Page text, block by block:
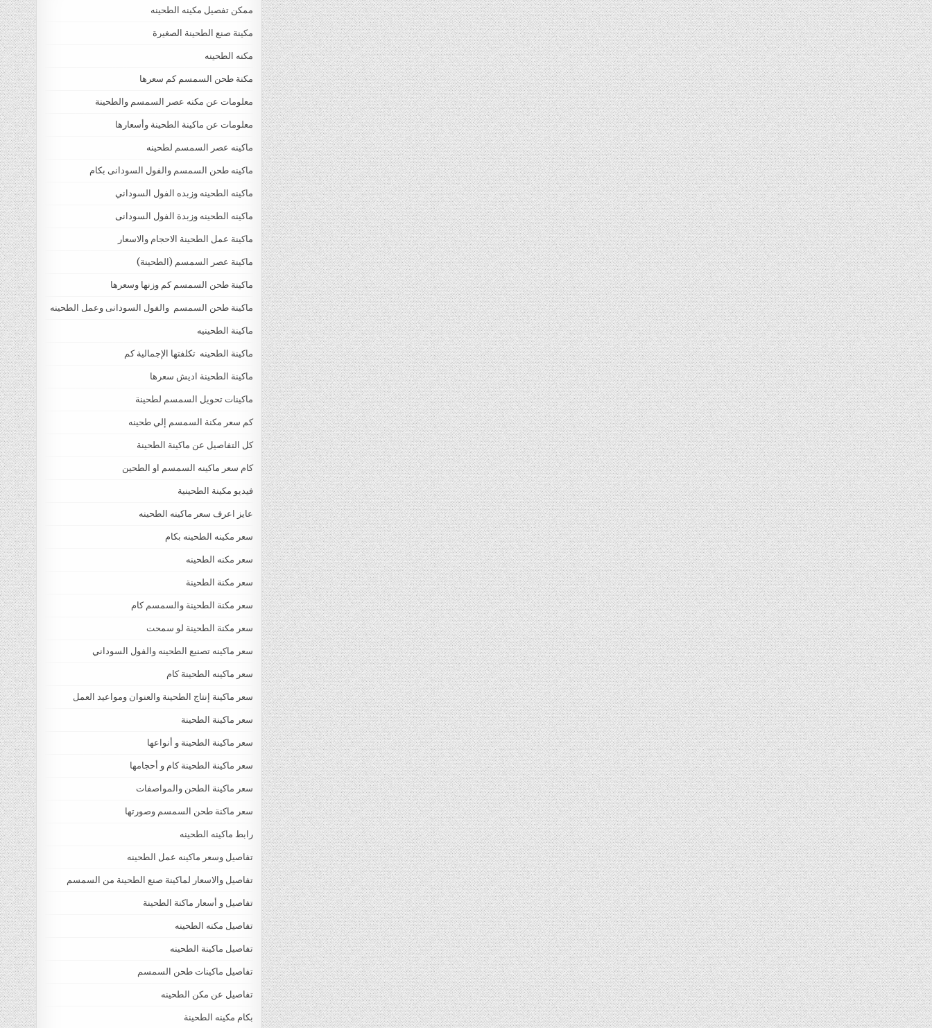
ممكن تفصيل مكينه الطحينه
مكينة صنع الطحينة الصغيرة
مكنه الطحينه
مكنة طحن السمسم كم سعرها
معلومات عن مكنه عصر السمسم والطحينة
معلومات عن ماكينة الطحينة وأسعارها
ماكينه عصر السمسم لطحينه
ماكينه طحن السمسم والفول السودانى بكام
ماكينه الطحينه وزبده الفول السوداني
ماكينه الطحينه وزبدة الفول السودانى
ماكينة عمل الطحينة الاحجام والاسعار
ماكينة عصر السمسم (الطحينة)
ماكينة طحن السمسم كم وزنها وسعرها
ماكينة طحن السمسم والفول السودانى وعمل الطحينه
ماكينة الطحينيه
ماكينة الطحينه تكلفتها الإجمالية كم
ماكينة الطحينة اديش سعرها
ماكينات تحويل السمسم لطحينة
كم سعر مكنة السمسم إلي طحينه
كل التفاصيل عن ماكينة الطحينة
كام سعر ماكينه السمسم او الطحين
فيديو مكينة الطحينية
عايز اعرف سعر ماكينه الطحينه
سعر مكينه الطحينه بكام
سعر مكنه الطحينه
سعر مكنة الطحينة
سعر مكنة الطحينة والسمسم كام
سعر مكنة الطحينة لو سمحت
سعر ماكينه تصنيع الطحينه والفول السوداني
سعر ماكينه الطحينة كام
سعر ماكينة إنتاج الطحينة والعنوان ومواعيد العمل
سعر ماكينة الطحينة
سعر ماكينة الطحينة و أنواعها
سعر ماكينة الطحينة كام و أحجامها
سعر ماكينة الطحن والمواصفات
سعر ماكنة طحن السمسم وصورتها
رابط ماكينه الطحينه
تفاصيل وسعر ماكينه عمل الطحينه
تفاصيل والاسعار لماكينة صنع الطحينة من السمسم
تفاصيل و أسعار ماكنة الطحينة
تفاصيل مكنه الطحينه
تفاصيل ماكينة الطحينه
تفاصيل ماكينات طحن السمسم
تفاصيل عن مكن الطحينه
بكام مكينه الطحينة